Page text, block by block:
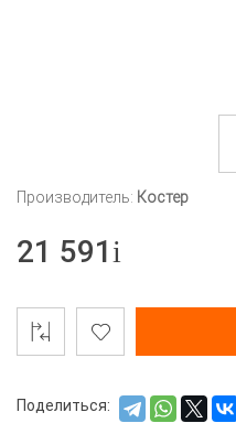
Производитель: Костер
21 591
Поделиться: